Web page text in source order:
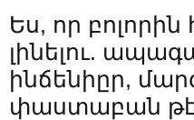
Ես, որ
լինելու.
ինճենիըր,
փաստաբան թէ